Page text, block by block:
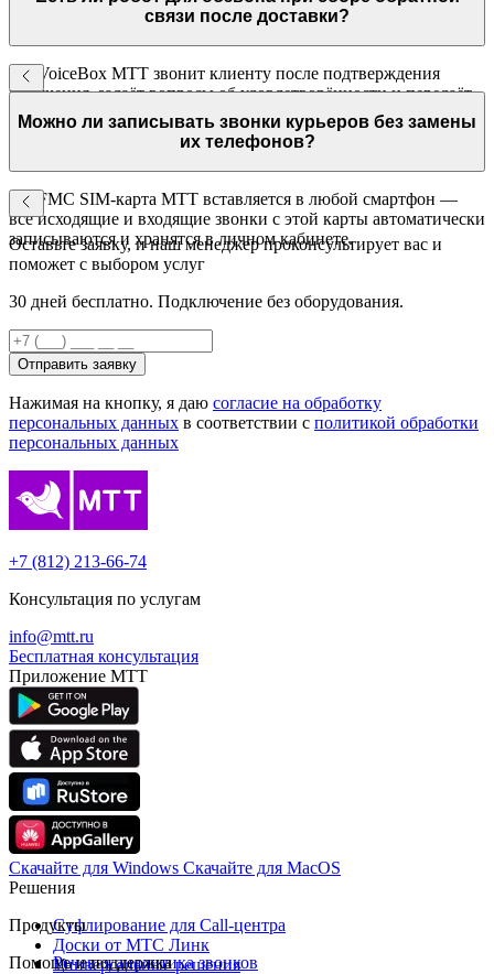
связи после доставки?
Да. VoiceBox МТТ звонит клиенту после подтверждения
получения, задаёт вопросы об удовлетворённости и передаёт
результат в CRM. Негативные оценки выделяются для
срочной реакции.
Можно ли записывать звонки курьеров без замены
их телефонов?
Да. FMC SIM-карта МТТ вставляется в любой смартфон —
все исходящие и входящие звонки с этой карты автоматически
записываются и хранятся в личном кабинете.
Оставьте заявку, и наш менеджер проконсультирует вас и
поможет с выбором услуг
30 дней бесплатно. Подключение без оборудования.
Отправить заявку
Нажимая на кнопку, я даю согласие на обработку
персональных данных в соответствии с политикой обработки
персональных данных
+7 (812) 213-66-74
Консультация по услугам
info@mtt.ru
Бесплатная консультация
Приложение МТТ
Скачайте для Windows Cкачайте для MacOS
Решения
Суфлирование для Call‑центра
Доски от МТС Линк
Универсальные решения
Продукты
Речевая аналитика звонков
Помощь и поддержка